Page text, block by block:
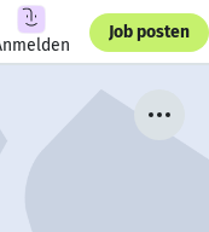
Job posten